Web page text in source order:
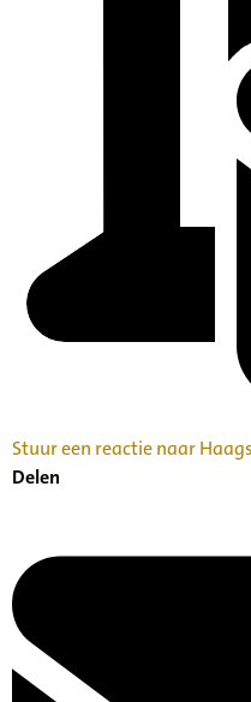
Stuur een reactie naar
Delen